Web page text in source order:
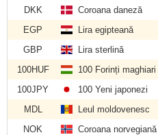
DKK
Coroana daneză
EGP
Lira egipteană
GBP
Lira sterlină
100HUF
100 Forinți maghiari
100JPY
100 Yeni japonezi
MDL
Leul moldovenesc
NOK
Coroana norvegiană